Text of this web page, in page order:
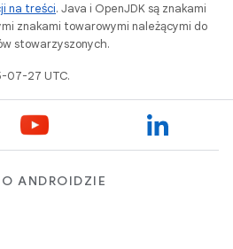
na treści. Java i OpenJDK są znakami
znakami towarowymi należącymi do
stowarzyszonych.
07-27 UTC.
ANDROIDZIE